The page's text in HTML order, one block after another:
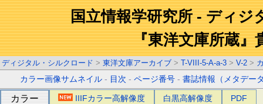
国立情報学研究所 - ディジ
『東洋文庫所蔵』
ディジタル・シルクロード > 東洋文庫アーカイブ > T-VIII-5-A-a-3 > V-2 >
カラー画像サムネイル - 目次 -ページ番号 -書誌情報（メタデー
カラー IIIFカラー高解像度 白黒高解像度 PDF